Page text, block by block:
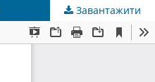
Завантажити